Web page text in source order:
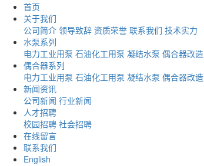
首页
关于我们
公司简介 领导致辞 资质荣誉 联系我们 技术实力
水泵系列
电力工业用泵 石油化工用泵 凝结水泵 偶合器改造
偶合器系列
电力工业用泵 石油化工用泵 凝结水泵 偶合器改造
新闻资讯
公司新闻 行业新闻
人才招聘
校园招聘 社会招聘
在线留言
联系我们
English